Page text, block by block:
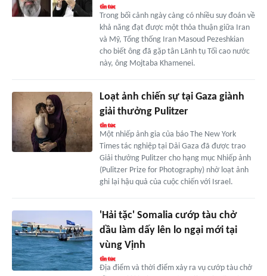
Trong bối cảnh ngày càng có nhiều suy đoán về
khả năng đạt được một thỏa thuận giữa Iran
và Mỹ, Tổng thống Iran Masoud Pezeshkian
cho biết ông đã gặp tân Lãnh tụ Tối cao nước
này, ông Mojtaba Khamenei.
Loạt ảnh chiến sự tại Gaza giành
giải thưởng Pulitzer
Một nhiếp ảnh gia của báo The New York
Times tác nghiệp tại Dải Gaza đã được trao
Giải thưởng Pulitzer cho hạng mục Nhiếp ảnh
(Pulitzer Prize for Photography) nhờ loạt ảnh
ghi lại hậu quả của cuộc chiến với Israel.
'Hải tặc' Somalia cướp tàu chở
dầu làm dấy lên lo ngại mới tại
vùng Vịnh
Địa điểm và thời điểm xảy ra vụ cướp tàu chở